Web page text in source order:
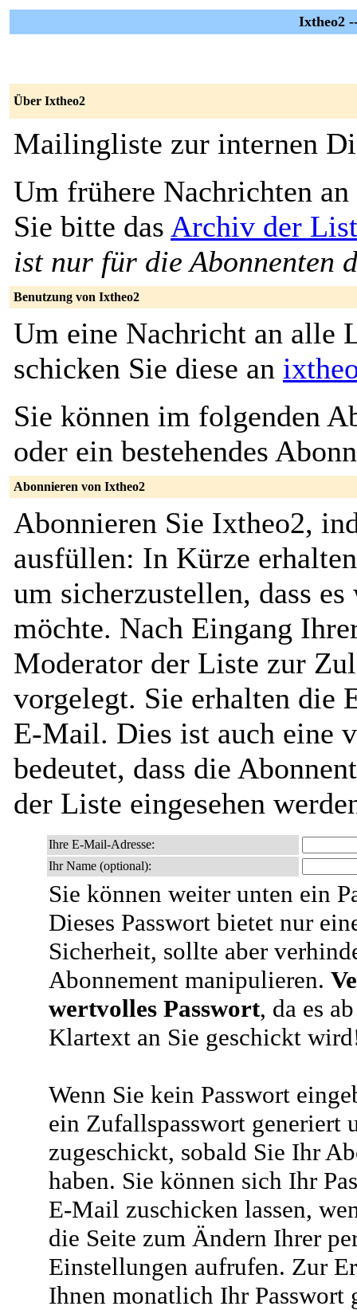
Ixtheo2
Über Ixtheo2
Mailingliste zur internen
Um frühere Nachrichten an
Sie bitte das Archiv der
ist nur für die Abonnenten
Benutzung von Ixtheo2
Um eine Nachricht an alle
schicken Sie diese an
Sie können im folgenden
oder ein bestehendes
Abonnieren von Ixtheo2
Abonnieren Sie Ixtheo2,
ausfüllen: In Kürze
um sicherzustellen, dass
möchte. Nach Eingang
Moderator der Liste zur
vorgelegt. Sie erhalten die
E-Mail. Dies ist auch eine
bedeutet, dass die
der Liste eingesehen
Ihre E-Mail-Adresse:
Ihr Name (optional):
Sie können weiter unten ein
Dieses Passwort bietet nur
Sicherheit, sollte aber
Abonnement manipulieren.
wertvolles Passwort, da es
Klartext an Sie geschickt
Wenn Sie kein Passwort
ein Zufallspasswort generiert
zugeschickt, sobald Sie Ihr
haben. Sie können sich Ihr
E-Mail zuschicken lassen,
die Seite zum Ändern Ihrer
Einstellungen aufrufen. Zur
Ihnen monatlich Ihr Passwort